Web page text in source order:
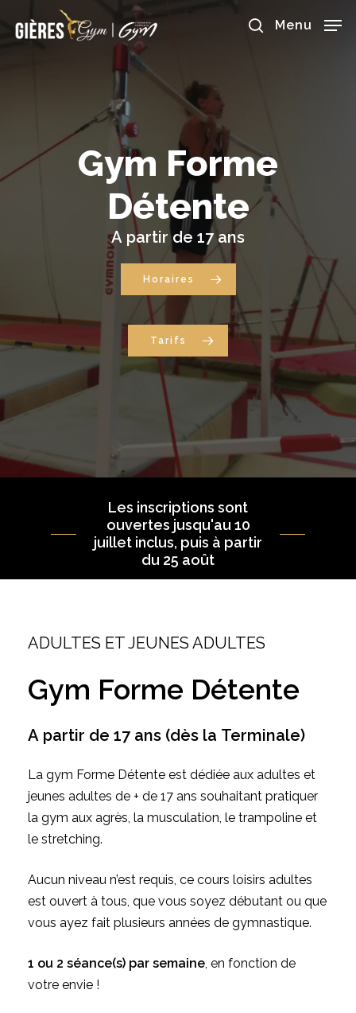
main
content
search
Menu
Gym Forme
Détente
A partir de 17 ans
Horaires
Tarifs
Les inscriptions sont
ouvertes jusqu'au 10
juillet inclus, puis à partir
du 25 août
ADULTES ET JEUNES ADULTES
Gym Forme Détente
A partir de 17 ans (dès la Terminale)
La gym Forme Détente est dédiée aux adultes et
jeunes adultes de + de 17 ans souhaitant pratiquer
la gym aux agrès, la musculation, le trampoline et
le stretching.
Aucun niveau n’est requis, ce cours loisirs adultes
est ouvert à tous, que vous soyez débutant ou que
vous ayez fait plusieurs années de gymnastique.
1 ou 2 séance(s) par semaine, en fonction de
votre envie !